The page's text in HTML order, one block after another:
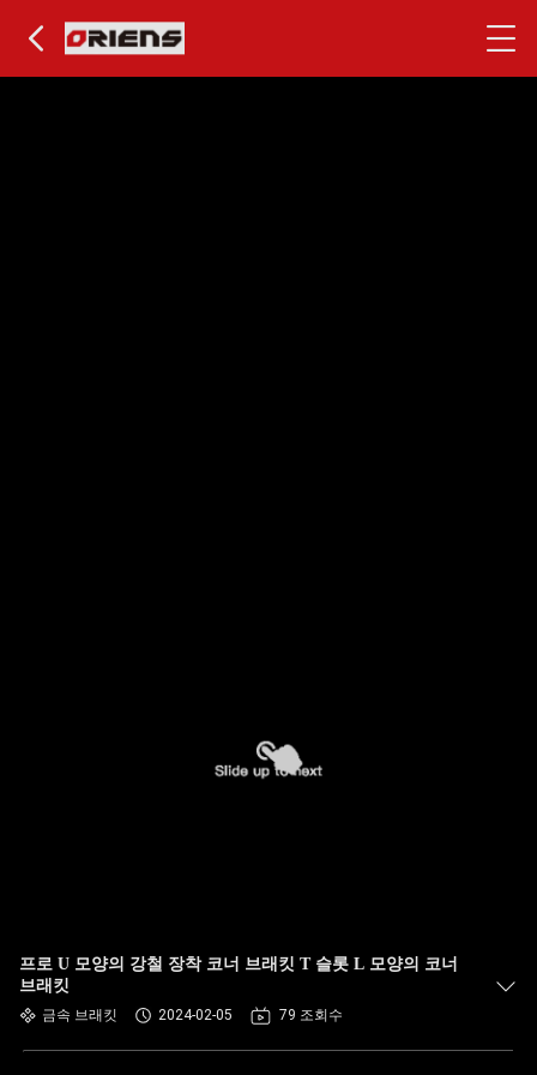
프로 U 모양의 강철 장착 코너 브래킷 T 슬롯 L 모양의 코너
브래킷
금속 브래킷 2024-02-05 79 조회수